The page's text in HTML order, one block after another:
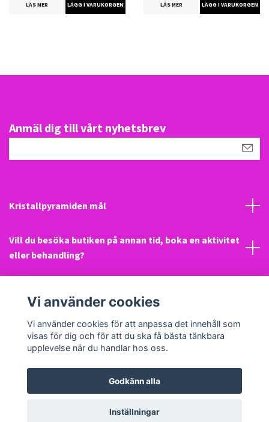
LÄS MER LÄS MER
Anmäl dig till vårt nyhetsbrev
Kristallpyramiden mål
Vill du besöka butiken på annan tid, boka en aktivitet
eller behandling?
Sociala medier
© 2026 Kristallpyramiden
Vi använder cookies
Vi använder cookies för att anpassa det innehåll som
visas för dig och för att du ska få bästa tänkbara
upplevelse när du handlar hos oss.
Godkänn alla
Inställningar